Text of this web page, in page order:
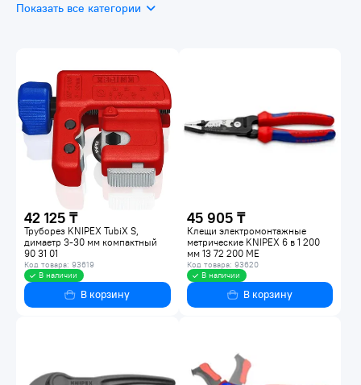
Шарнирно-губцевый инструмент
Режущий инструмент
Трубный инструмент
Показать все категории
42 125 ₸
Труборез KNIPEX TubiX S,
димаетр 3-30 мм компактный
90 31 01
Код товара: 93619
В наличии
В корзину
45 905 ₸
Клещи электромонтажные
метрические KNIPEX 6 в 1 200
мм 13 72 200 ME
Код товара: 93620
В наличии
В корзину